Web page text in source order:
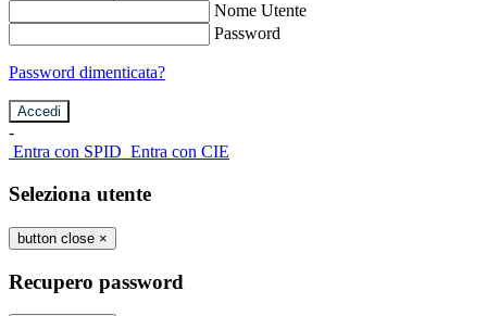
Nome Utente
Password
Password dimenticata?
-
Entra con SPID Entra con CIE
Seleziona utente
button close ×
Recupero password